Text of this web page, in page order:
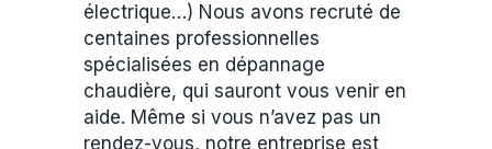
électrique…) Nous avons recruté de
centaines professionnelles
spécialisées en dépannage
chaudière, qui sauront vous venir en
aide. Même si vous n’avez pas un
rendez-vous, notre entreprise est